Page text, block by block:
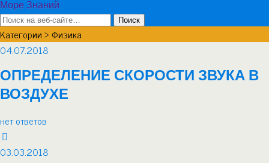
Море Знаний
Категории ›Физика
04.07.2018
ОПРЕДЕЛЕНИЕ СКОРОСТИ ЗВУКА В
ВОЗДУХЕ
нет ответов
03.03.2018